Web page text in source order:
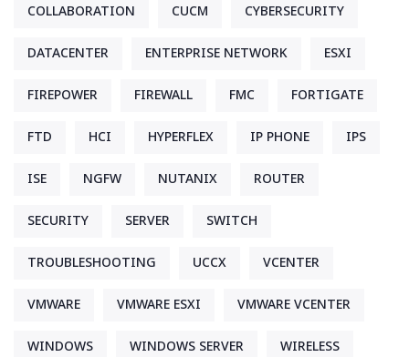
COLLABORATION CUCM CYBERSECURITY
DATACENTER ENTERPRISE NETWORK ESXI
FIREPOWER FIREWALL FMC FORTIGATE
FTD HCI HYPERFLEX IP PHONE IPS
ISE NGFW NUTANIX ROUTER
SECURITY SERVER SWITCH
TROUBLESHOOTING UCCX VCENTER
VMWARE VMWARE ESXI VMWARE VCENTER
WINDOWS WINDOWS SERVER WIRELESS